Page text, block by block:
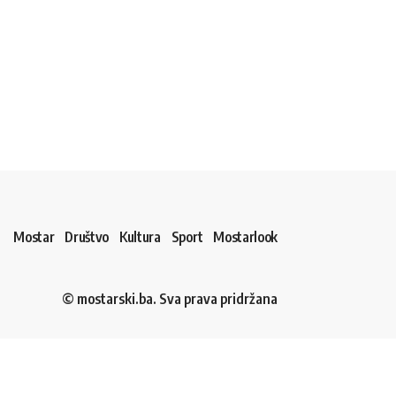
Mostar Društvo Kultura Sport Mostarlook
© mostarski.ba. Sva prava pridržana